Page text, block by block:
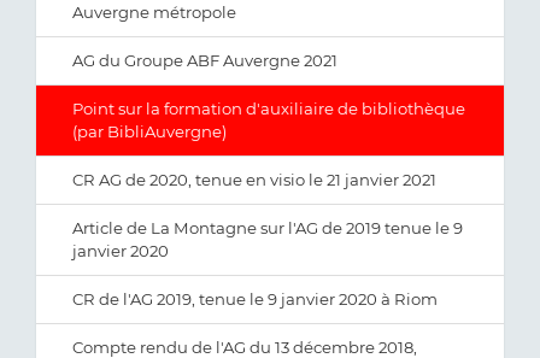
Auvergne métropole
AG du Groupe ABF Auvergne 2021
Point sur la formation d'auxiliaire de bibliothèque
(par BibliAuvergne)
CR AG de 2020, tenue en visio le 21 janvier 2021
Article de La Montagne sur l'AG de 2019 tenue le 9
janvier 2020
CR de l'AG 2019, tenue le 9 janvier 2020 à Riom
Compte rendu de l'AG du 13 décembre 2018,